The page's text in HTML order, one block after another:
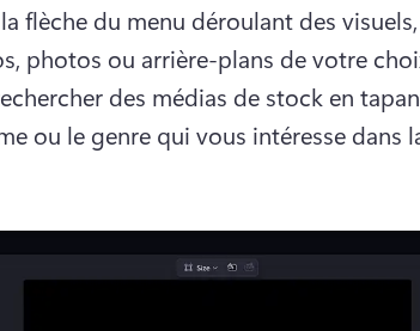
flèche du menu déroulant des
photos ou arrière-plans de votre
des médias de stock en
ou le genre qui vous intéresse dans